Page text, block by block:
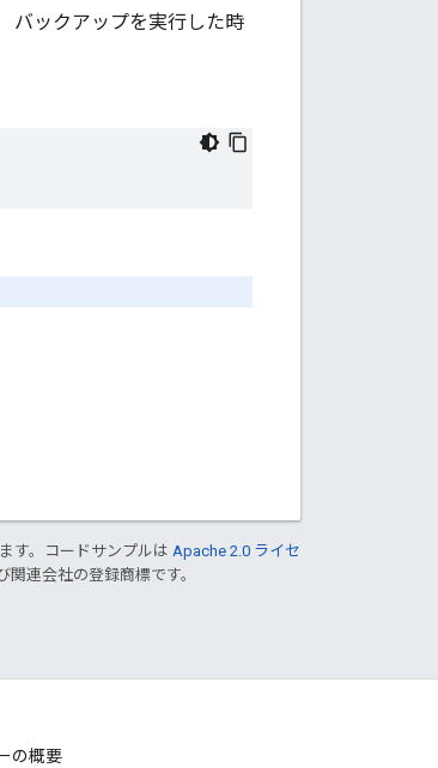
バックアップを実行した時
す。コードサンプルは Apache 2.0 ライセ
関連会社の登録商標です。
の概要